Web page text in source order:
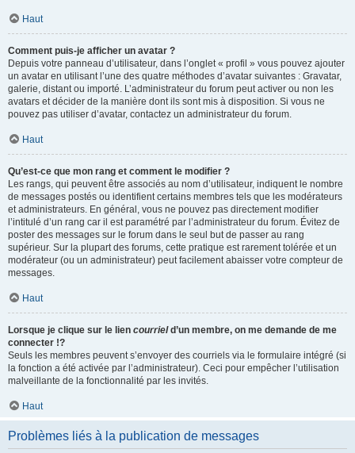
Haut
Comment puis-je afficher un avatar ?
Depuis votre panneau d’utilisateur, dans l’onglet « profil » vous pouvez ajouter
un avatar en utilisant l’une des quatre méthodes d’avatar suivantes : Gravatar,
galerie, distant ou importé. L’administrateur du forum peut activer ou non les
avatars et décider de la manière dont ils sont mis à disposition. Si vous ne
pouvez pas utiliser d’avatar, contactez un administrateur du forum.
Haut
Qu’est-ce que mon rang et comment le modifier ?
Les rangs, qui peuvent être associés au nom d’utilisateur, indiquent le nombre
de messages postés ou identifient certains membres tels que les modérateurs
et administrateurs. En général, vous ne pouvez pas directement modifier
l’intitulé d’un rang car il est paramétré par l’administrateur du forum. Évitez de
poster des messages sur le forum dans le seul but de passer au rang
supérieur. Sur la plupart des forums, cette pratique est rarement tolérée et un
modérateur (ou un administrateur) peut facilement abaisser votre compteur de
messages.
Haut
Lorsque je clique sur le lien courrield’un membre, on me demande de me
connecter !?
Seuls les membres peuvent s’envoyer des courriels via le formulaire intégré (si
la fonction a été activée par l’administrateur). Ceci pour empêcher l’utilisation
malveillante de la fonctionnalité par les invités.
Haut
Problèmes liés à la publication de messages